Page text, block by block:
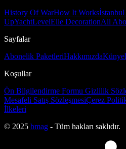
History Of WarHow It Works
UpYachtLevelElle DecorationAll
Sayfalar
Abonelik PaketleriHakkımızdaKünye
Koşullar
Ön Bilgilendirme Formu Gizlilik
Mesafeli Satış SözleşmesiÇerez
İlkeleri
© 2025 bmag - Tüm hakları saklıdır.